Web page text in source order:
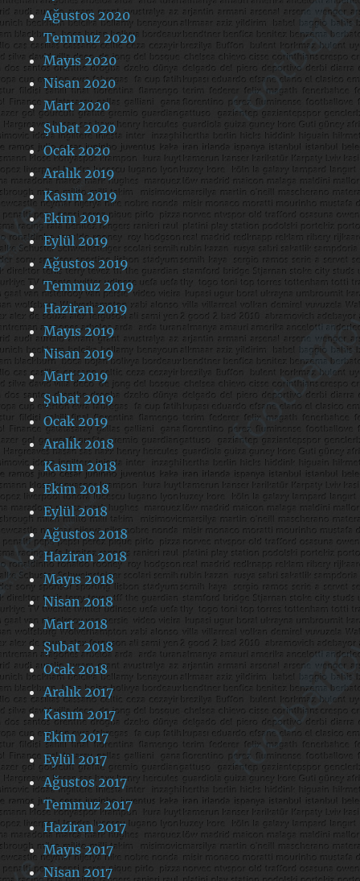
Ağustos 2020
Temmuz 2020
Mayıs 2020
Nisan 2020
Mart 2020
Şubat 2020
Ocak 2020
Aralık 2019
Kasım 2019
Ekim 2019
Eylül 2019
Ağustos 2019
Temmuz 2019
Haziran 2019
Mayıs 2019
Nisan 2019
Mart 2019
Şubat 2019
Ocak 2019
Aralık 2018
Kasım 2018
Ekim 2018
Eylül 2018
Ağustos 2018
Haziran 2018
Mayıs 2018
Nisan 2018
Mart 2018
Şubat 2018
Ocak 2018
Aralık 2017
Kasım 2017
Ekim 2017
Eylül 2017
Ağustos 2017
Temmuz 2017
Haziran 2017
Mayıs 2017
Nisan 2017